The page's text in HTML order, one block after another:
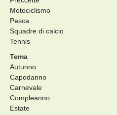
Motociclismo
Pesca
Squadre di calcio
Tennis
Tema
Autunno
Capodanno
Carnevale
Compleanno
Estate